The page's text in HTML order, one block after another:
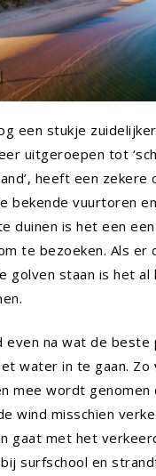
een stukje
uitgeroepen tot
heeft een zekere
bekende vuurtoren
duinen is het een
te bezoeken. Als er
golven staan is het al
even na wat de beste
water in te gaan. Zo
mee wordt genomen
wind misschien
gaat met het
surfschool en